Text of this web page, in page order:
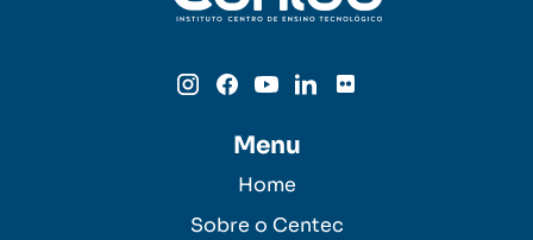
Menu
Home
Sobre o Centec